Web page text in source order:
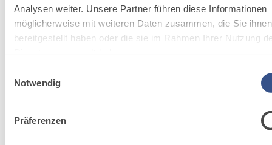
Analysen weiter. Unsere Partner führen diese Informationen
möglicherweise mit weiteren Daten zusammen, die Sie ihnen
bereitgestellt haben oder die sie im Rahmen Ihrer Nutzung
Notwendig
Präferenzen
Zu den Lösungen gehen